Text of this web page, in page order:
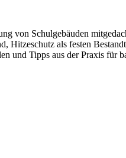
von Schulgebäuden
als festen
und Tipps aus der Praxis für